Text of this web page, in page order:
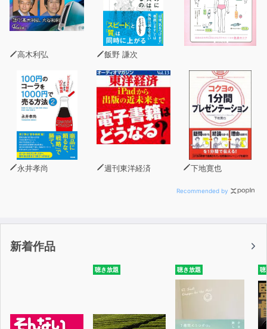
6. 日本語の側面
日本語は高性能な言語
文末は変わることがある
※このコンテンツは、雑誌とあわせてご利用いただくと便
利です。
購入先:ヤック企画 info@hiraganatimes.com
高木利弘 飯野 謙次
永井孝尚 週刊東洋経済 下地寛也
Recommended by
新着作品
聴き放題 聴き放題 聴